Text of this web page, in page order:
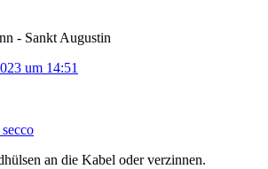
- Sankt Augustin
um 14:51
an die Kabel oder verzinnen.